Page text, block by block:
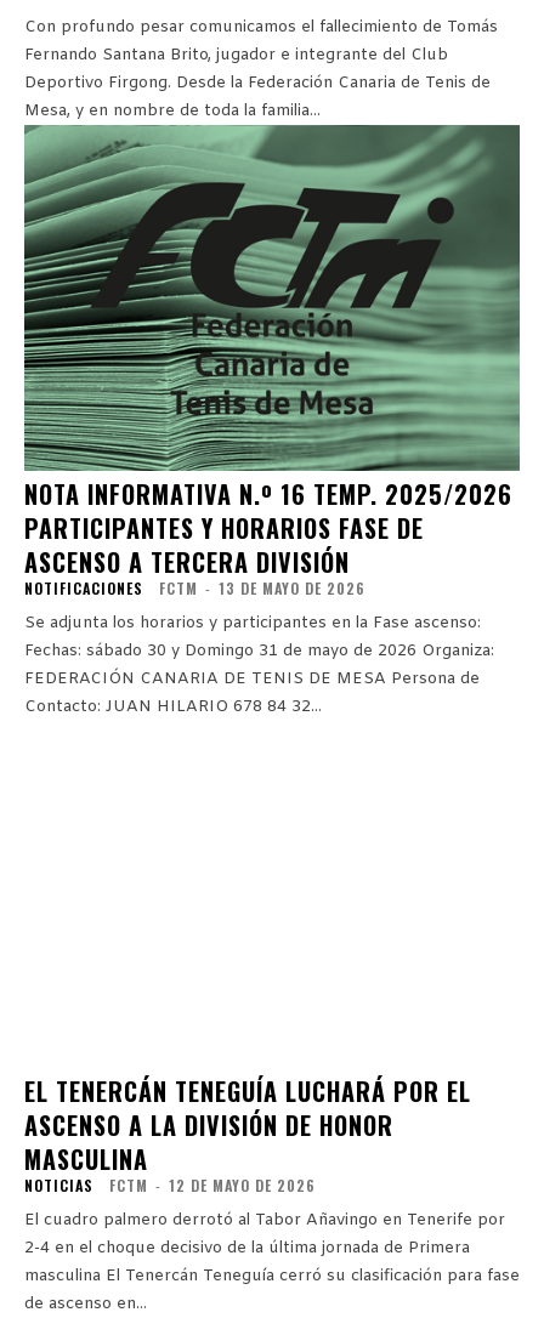
Con profundo pesar comunicamos el fallecimiento de Tomás
Fernando Santana Brito, jugador e integrante del Club
Deportivo Firgong. Desde la Federación Canaria de Tenis de
Mesa, y en nombre de toda la familia...
NOTA INFORMATIVA N.º 16 TEMP. 2025/2026
PARTICIPANTES Y HORARIOS FASE DE
ASCENSO A TERCERA DIVISIÓN
NOTIFICACIONES FCTM - 13 DE MAYO DE 2026
Se adjunta los horarios y participantes en la Fase ascenso:
Fechas: sábado 30 y Domingo 31 de mayo de 2026 Organiza:
FEDERACIÓN CANARIA DE TENIS DE MESA Persona de
Contacto: JUAN HILARIO 678 84 32...
EL TENERCÁN TENEGUÍA LUCHARÁ POR EL
ASCENSO A LA DIVISIÓN DE HONOR
MASCULINA
NOTICIAS FCTM - 12 DE MAYO DE 2026
El cuadro palmero derrotó al Tabor Añavingo en Tenerife por
2-4 en el choque decisivo de la última jornada de Primera
masculina El Tenercán Teneguía cerró su clasificación para fase
de ascenso en...